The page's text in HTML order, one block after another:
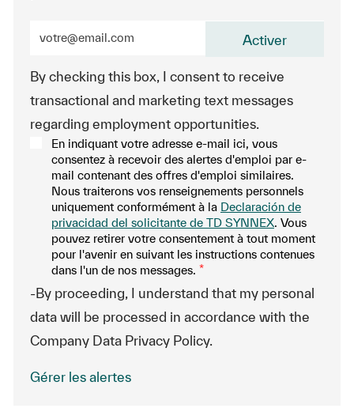
By checking this box, I consent to receive
transactional and marketing text messages
regarding employment opportunities.
En indiquant votre adresse e-mail ici, vous
consentez à recevoir des alertes d'emploi par e-
mail contenant des offres d'emploi similaires.
Nous traiterons vos renseignements personnels
uniquement conformément à la Declaración de
privacidad del solicitante de TD SYNNEX. Vous
pouvez retirer votre consentement à tout moment
pour l'avenir en suivant les instructions contenues
dans l'un de nos messages. *
-By proceeding, I understand that my personal
data will be processed in accordance with the
Company Data Privacy Policy.
Activer
Gérer les alertes